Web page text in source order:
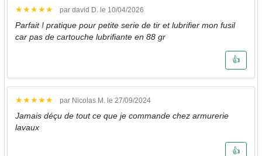
★★★★★ par david D. le 10/04/2026
Parfait ! pratique pour petite serie de tir et lubrifier mon fusil
car pas de cartouche lubrifiante en 88 gr
👍
★★★★★ par Nicolas M. le 27/09/2024
Jamais déçu de tout ce que je commande chez armurerie
lavaux
👍